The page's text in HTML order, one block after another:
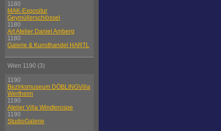
1180
MAK-Expositur
Geymüllerschlössel
1180
Art Atelier Daniel Amberg
1180
Galerie & Kunsthandel HARTL
Wien 1190 (3)
1190
Bezirksmuseum DÖBLINGVilla
Wertheim
1190
Atelier Villa Windknospe
1190
StudioGalerie